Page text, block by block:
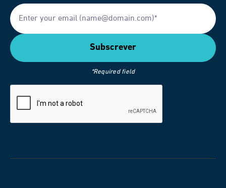
*Required field